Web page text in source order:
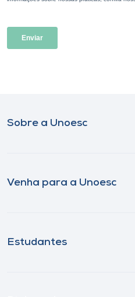
Sobre a Unoesc
Venha para a Unoesc
Estudantes